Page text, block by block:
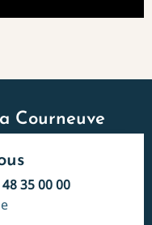
Courneuve
35 00 00